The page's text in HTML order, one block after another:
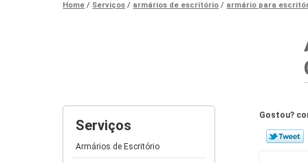
Home Serviços armários de escritório armário para
Serviços
Armários de Escritório
Gostou?